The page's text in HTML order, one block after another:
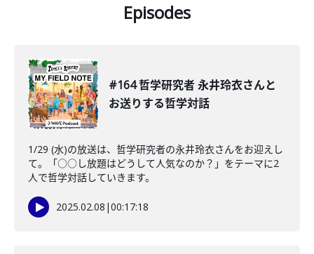
Episodes
#164 哲学研究者 永井玲衣さんと
お送りする哲学対話
1/29 (水)の放送は、哲学研究者の永井玲衣さんをお迎えし
て。「○○し放題はどうして人気なのか？」をテーマに2
人で哲学対話していきます。
2025.02.08 |00:17:18